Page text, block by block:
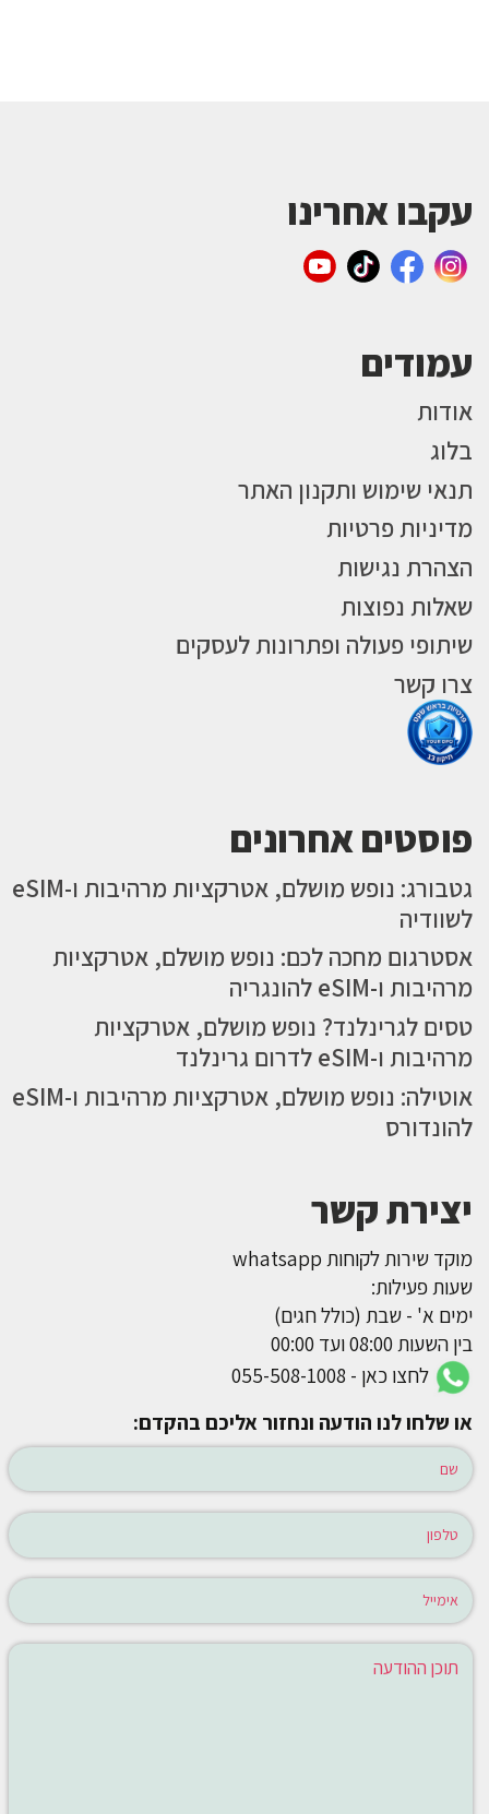
עקבו אחרינו
עמודים
אודות
בלוג
תנאי שימוש ותקנון האתר
מדיניות פרטיות
הצהרת נגישות
שאלות נפוצות
שיתופי פעולה ופתרונות לעסקים
צרו קשר
פוסטים אחרונים
גטבורג: נופש מושלם, אטרקציות מרהיבות ו-eSIM
לשוודיה
אסטרגום מחכה לכם: נופש מושלם, אטרקציות
מרהיבות ו-eSIM להונגריה
טסים לגרינלנד? נופש מושלם, אטרקציות
מרהיבות ו-eSIM לדרום גרינלנד
אוטילה: נופש מושלם, אטרקציות מרהיבות ו-eSIM
להונדורס
יצירת קשר
מוקד שירות לקוחות whatsapp
שעות פעילות:
ימים א' - שבת (כולל חגים)
בין השעות 08:00 ועד 00:00
לחצו כאן - 055-508-1008
או שלחו לנו הודעה ונחזור אליכם בהקדם: